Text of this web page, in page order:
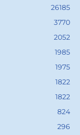
26185
3770
2052
1985
1975
1822
1822
824
296